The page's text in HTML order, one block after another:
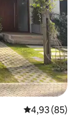
Средна
4,93 (85)